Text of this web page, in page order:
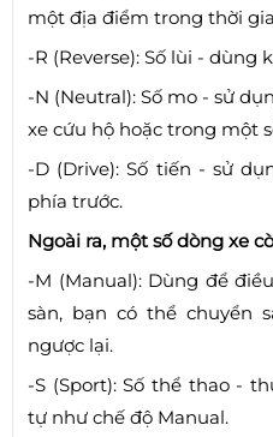
một địa điểm trong thời
-R (Reverse): Số lùi - dùng
-N (Neutral): Số mo - sử
xe cứu hộ hoặc trong một
-D (Drive): Số tiến - sử
phía trước.
Ngoài ra, một số dòng xe
-M (Manual): Dùng để
sàn, bạn có thể chuyển
ngược lại.
-S (Sport): Số thể thao -
tự như chế độ Manual.